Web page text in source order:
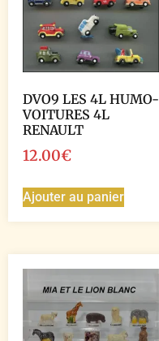
DVO9 LES 4L HUMO-
VOITURES 4L
RENAULT
12.00€
Ajouter au panier